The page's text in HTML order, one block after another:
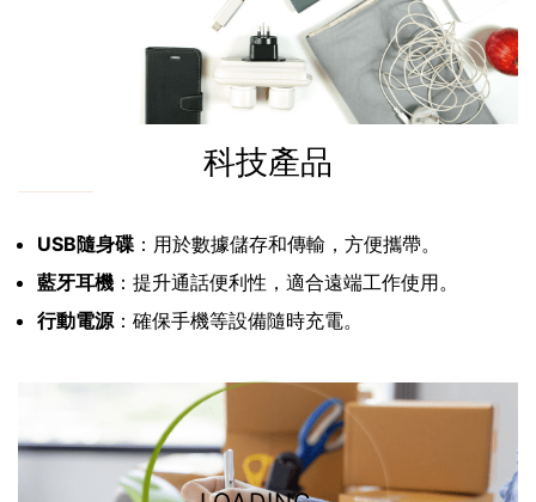
科技產品
USB隨身碟 ：用於數據儲存和傳輸，方便攜帶。
藍牙耳機 ：提升通話便利性，適合遠端工作使用。
行動電源：確保手機等設備隨時充電。